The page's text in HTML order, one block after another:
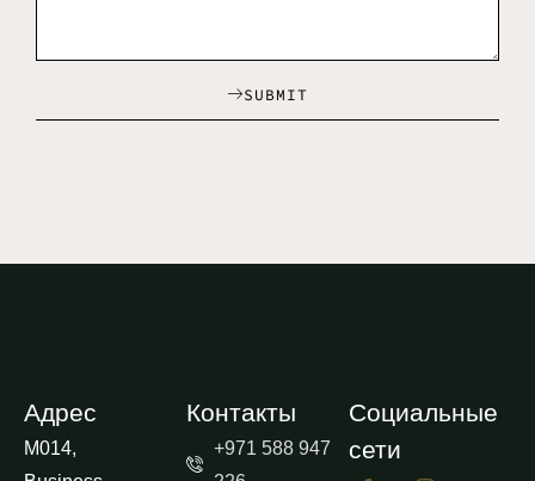
SUBMIT
Адрес
M014,
Контакты
+971 588 947
Социальные
сети